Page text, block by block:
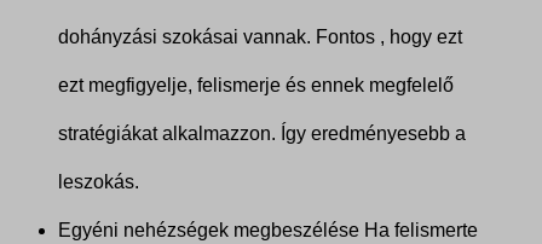
dohányzási szokásai vannak. Fontos , hogy ezt
ezt megfigyelje, felismerje és ennek megfelelő
stratégiákat alkalmazzon. Így eredményesebb a
leszokás.
Egyéni nehézségek megbeszélése Ha felismerte